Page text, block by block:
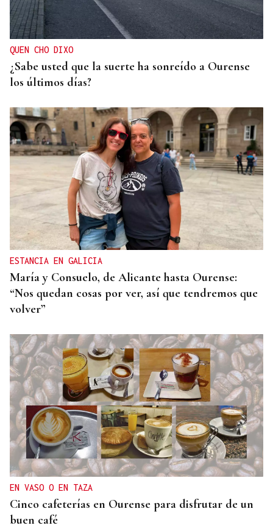
QUEN CHO DIXO
¿Sabe usted que la suerte ha sonreído a Ourense
los últimos días?
ESTANCIA EN GALICIA
María y Consuelo, de Alicante hasta Ourense:
“Nos quedan cosas por ver, así que tendremos que
volver”
EN VASO O EN TAZA
Cinco cafeterías en Ourense para disfrutar de un
buen café